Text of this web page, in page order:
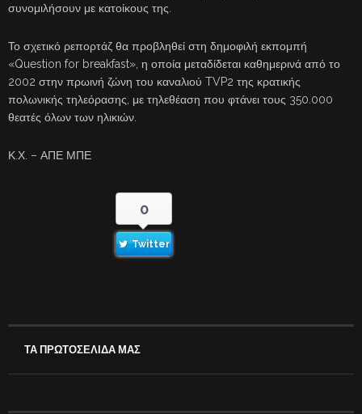
συνομιλήσουν με κατοίκους της.
Το σχετικό ρεπορτάζ θα προβληθεί στη δημοφιλή εκπομπή
«Question for breakfast», η οποία μεταδίδεται καθημερινά από το
2002 στην πρωινή ζώνη του καναλιού TVP2 της κρατικής
πολωνικής τηλεόρασης, με τηλεθέαση που φτάνει τους 350.000
θεατές όλων των ηλικιών.
Κ.Χ. – ΑΠΕ ΜΠΕ
0
Twitter
ΤΑ ΠΡΩΤΟΣΕΛΙΔΑ ΜΑΣ